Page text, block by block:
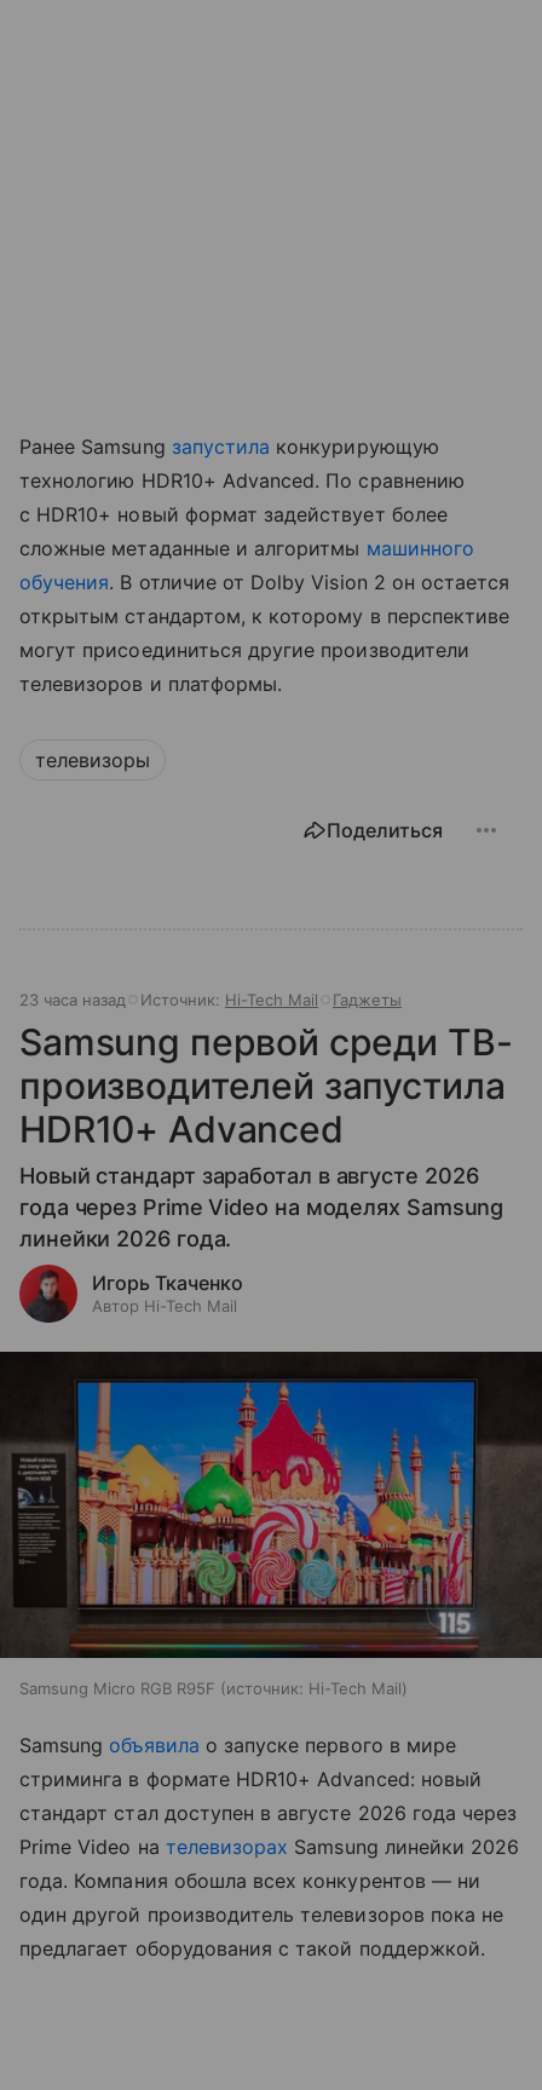
Ранее Samsung запустила конкурирующую
технологию HDR10+ Advanced. По сравнению
с HDR10+ новый формат задействует более
сложные метаданные и алгоритмы машинного
обучения. В отличие от Dolby Vision 2 он остается
открытым стандартом, к которому в перспективе
могут присоединиться другие производители
телевизоров и платформы.
телевизоры
Поделиться
23 часа назад Источник: Hi-Tech Mail Гаджеты
Samsung первой среди ТВ-
производителей запустила
HDR10+ Advanced
Новый стандарт заработал в августе 2026
года через Prime Video на моделях Samsung
линейки 2026 года.
Игорь Ткаченко
Автор Hi-Tech Mail
Samsung Micro RGB R95F источник: Hi-Tech Mail
Samsung объявила о запуске первого в мире
стриминга в формате HDR10+ Advanced: новый
стандарт стал доступен в августе 2026 года через
Prime Video на телевизорах Samsung линейки 2026
года. Компания обошла всех конкурентов — ни
один другой производитель телевизоров пока не
предлагает оборудования с такой поддержкой.